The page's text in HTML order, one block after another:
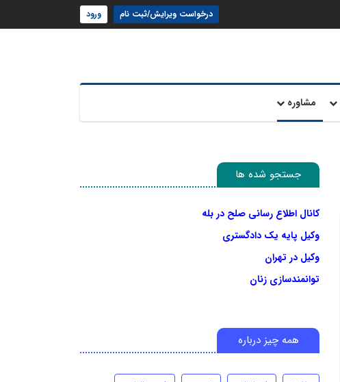
درخواست ویرایش/ثبت نام ورود
مشاوره
جستجو شده ها
کانال اطلاع رسانی صلح در بله
وکیل پایه یک دادگستری
وکیل در تهران
توانمندسازی زنان
همه چیز درباره